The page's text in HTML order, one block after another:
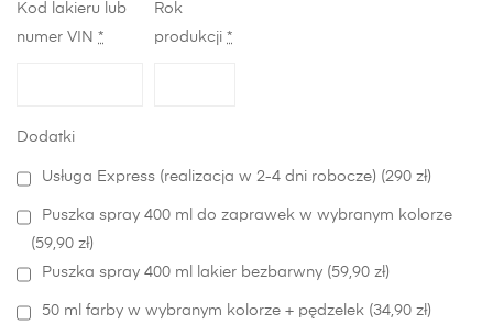
Kod lakieru lub
numer VIN *
Rok
produkcji *
Dodatki
Usługa Express (realizacja w 2-4 dni robocze) (290 zł)
Puszka spray 400 ml do zaprawek w wybranym kolorze
(59,90 zł)
Puszka spray 400 ml lakier bezbarwny (59,90 zł)
50 ml farby w wybranym kolorze + pędzelek (34,90 zł)